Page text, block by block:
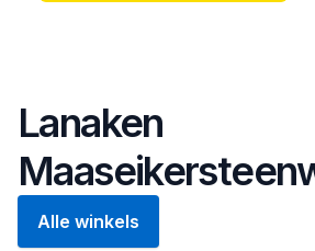
Lanaken
Alle winkels